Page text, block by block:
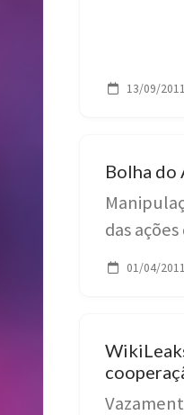
13/09/2011
Bolha do
das
01/04/2011
contra o